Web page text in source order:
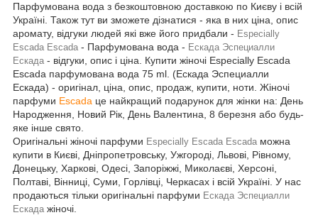
Парфумована вода з безкоштовною доставкою по Києву і всій
Україні. Також тут ви зможете дізнатися - яка в них ціна, опис
аромату, відгуки людей які вже його придбали - Especially
Escada Escada - Парфумована вода - Ескада Эспециалли
Ескада - відгуки, опис і ціна. Купити жіночі Especially Escada
Escada парфумована вода 75 ml. (Ескада Эспециалли
Ескада) - оригінал, ціна, опис, продаж, купити, ноти. Жіночі
парфуми Escada це найкращий подарунок для жінки на: День
Народження, Новий Рік, День Валентина, 8 березня або будь-
яке інше свято.
Оригінальні жіночі парфуми Especially Escada Escada можна
купити в Києві, Дніпропетровську, Ужгороді, Львові, Рівному,
Донецьку, Харкові, Одесі, Запоріжжі, Миколаєві, Херсоні,
Полтаві, Вінниці, Суми, Горлівці, Черкасах і всій Україні. У нас
продаються тільки оригінальні парфуми Ескада Эспециалли
Ескада жіночі.